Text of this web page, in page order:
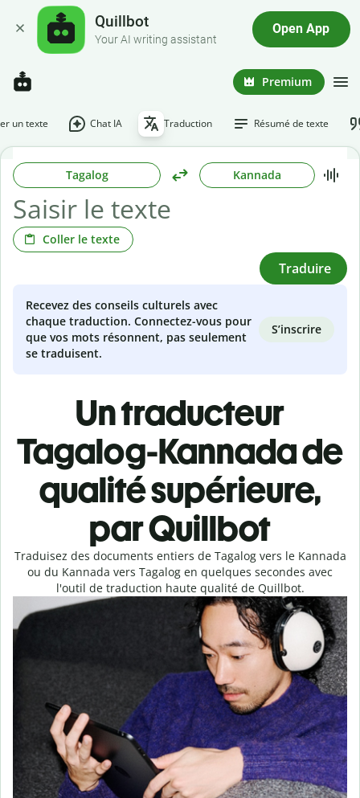
Quillbot
Your AI writing assistant
Open App
Premium
un texte Chat IA Traduction Résumé de texte
Tagalog Kannada
Coller le texte
Traduire
Recevez des conseils culturels avec
chaque traduction. Connectez-vous pour
que vos mots résonnent, pas seulement
se traduisent.
S’inscrire
Un traducteur
Tagalog-Kannada de
qualité supérieure,
par Quillbot
Traduisez des documents entiers de Tagalog vers le Kannada
ou du Kannada vers Tagalog en quelques secondes avec
l'outil de traduction haute qualité de Quillbot.